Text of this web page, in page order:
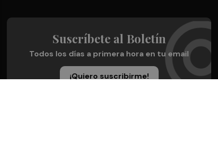
Suscríbete al Boletín
Todos los días a primera hora en tu email
¡Quiero suscribirme!